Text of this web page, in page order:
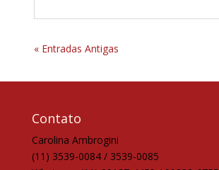
« Entradas Antigas
Contato
Carolina Ambrogini
(11) 3539-0084 / 3539-0085